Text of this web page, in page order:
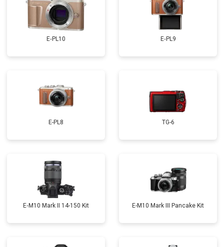
E‑PL10 E‑PL9
E-PL8 TG-6
E‑M10 Mark II 14-150 Kit E-M10 Mark III Pancake Kit